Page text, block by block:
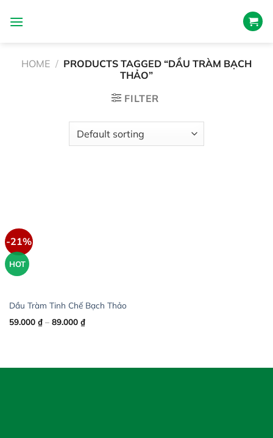
HOME / PRODUCTS TAGGED “DẦU TRÀM BẠCH
THẢO”
FILTER
-21%
HOT
Dầu Tràm Tinh Chế Bạch Thảo
59.000 ₫ – 89.000 ₫Price
range: